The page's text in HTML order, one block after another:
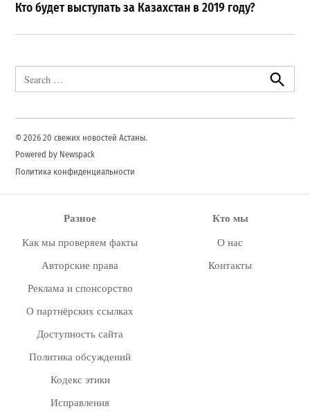
Кто будет выступать за Казахстан в 2019 году?
for:
Search
© 2026 20 свежих новостей Астаны.
Powered by Newspack
Политика конфиденциальности
Разное
Как мы проверяем факты
Авторские права
Реклама и спонсорство
О партнёрских ссылках
Доступность сайта
Политика обсуждений
Кодекс этики
Исправления
Кто мы
О нас
Контакты